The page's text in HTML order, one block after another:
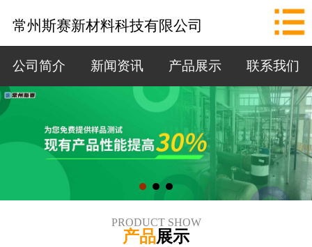
新闻资讯
产品展示
联系我们
拨打电话
常州斯赛新材料科技有限公司
公司简介 新闻资讯 产品展示 联系我们
PRODUCT SHOW
产品展示